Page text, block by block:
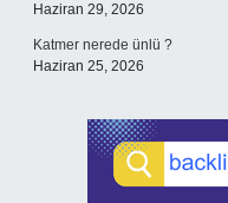
Haziran 29, 2026
Katmer nerede ünlü ?
Haziran 25, 2026